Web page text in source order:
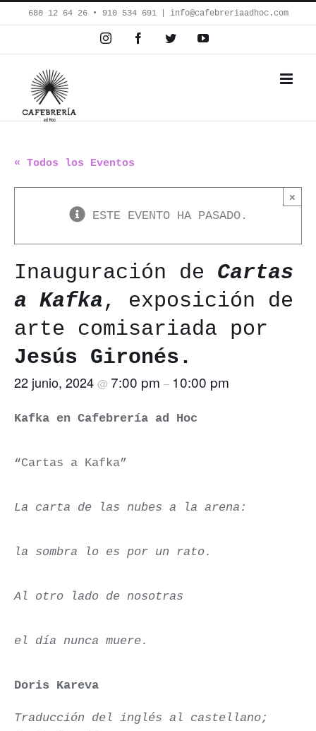
Saltar
al
contenido
680 12 64 26‬ • 910 534 691 info@cafebreriaadhoc.com
InstagramFacebookTwitterYouTube
« Todos los Eventos
×
ESTE EVENTO HA PASADO.
Inauguración de Cartas
a Kafka , exposición de
arte comisariada por
Jesús Gironés.
22 junio, 2024 @ 7:00 pm – 10:00 pm
Kafka en Cafebrería ad Hoc
“Cartas a Kafka”
La carta de las nubes a la arena:
la sombra lo es por un rato.
Al otro lado de nosotras
el día nunca muere.
Doris Kareva
Traducción del inglés al castellano;